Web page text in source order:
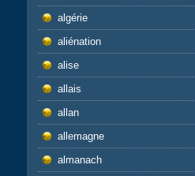
algérie
aliénation
alise
allais
allan
allemagne
almanach